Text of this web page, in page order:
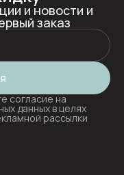
и новости и
заказ
согласие на
данных в целях
рассылки